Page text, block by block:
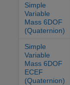
Simple
Variable
Mass 6DOF
(Quaternion)
Simple
Variable
Mass 6DOF
ECEF
(Quaternion)